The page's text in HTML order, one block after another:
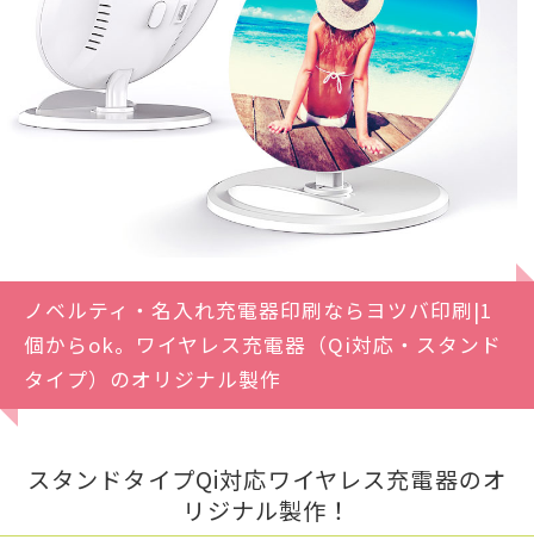
ノベルティ・名入れ充電器印刷ならヨツバ印刷|1
個からok。ワイヤレス充電器（Qi対応・スタンド
タイプ）のオリジナル製作
スタンドタイプQi対応ワイヤレス充電器のオ
リジナル製作！